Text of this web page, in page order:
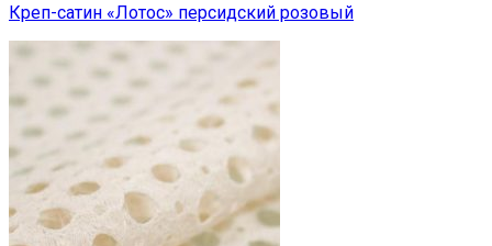
Креп-сатин «Лотос» персидский розовый